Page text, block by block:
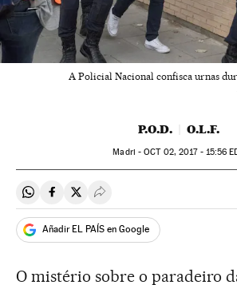
A Policial Nacional confisca urnas
P.O.D. O.L.F.
Madri -OCT02, 2017 - 15:56
Compartir en Whatsapp
Compartir en Facebook
Compartir en Twitter
Desplegar Redes Sociales
Añadir EL PAÍS en Google
O mistério sobre o paradeiro